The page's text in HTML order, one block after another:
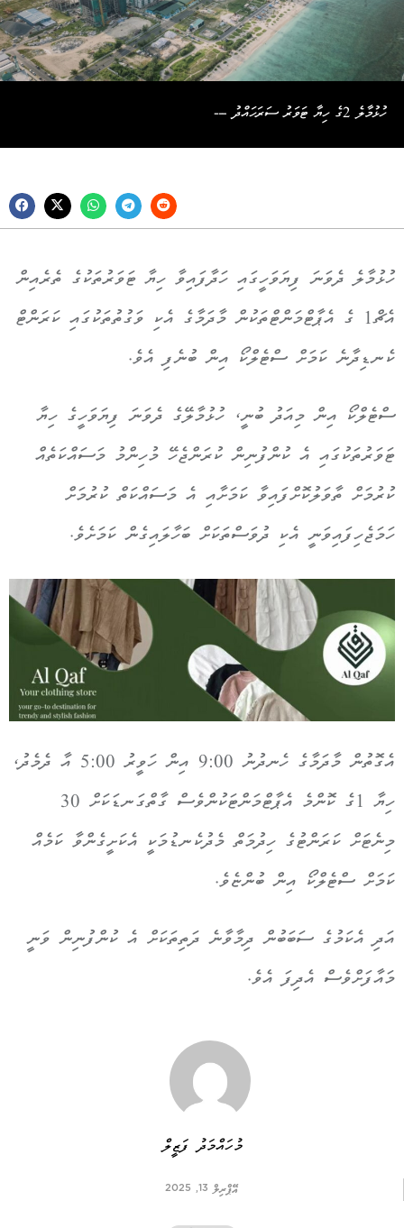
ހުޅުމާލެ 2ގެ ހިޔާ ޓަވަރު ސަރަހައްދު ---
ހުޅުމާލެ ދެވަނަ ފިޔަވަހީގައި ހަދާފައިވާ ހިޔާ ޓަވަރުތަކުގެ ތެރެއިން
އެޗް1 ގެ އެޕާޓްމަންޓްތަކުން މާދަމާގެ އެކި ވަގުތުތަކުގައި ކަރަންޓް
ކެނޑިދާނެ ކަމަށް ސްޓެލްކޯ އިން ބުނެފި އެވެ.
ސްޓެލްކޯ އިން މިއަދު ބުނީ، ހުޅުމާލޭގެ ދެވަނަ ފިޔަވަހީގެ ހިޔާ
ޓަވަރުތަކުގައި އެ ކުންފުނިން ކުރަންޖެހޭ މުހިންމު މަސައްކަތެއް
ކުރުމަށް ތާވަލުކޮށްފައިވާ ކަމަށާއި އެ މަސައްކަތް ކުރުމަށް
ހަމަޖެހިފައިވަނީ އެކި ދުވަސްތަކަށް ބަހާލައިގެން ކަމަށެވެ.
އެގޮތުން މާދަމާގެ ހެނދުނު 9:00 އިން ހަވީރު 5:00 އާ ދެމެދު،
ހިޔާ 1ގެ ކޮންމެ އެޕާޓްމަންޓަކުންވެސް ގާތްގަނޑަކަށް 30
މިނެޓަށް ކަރަންޓުގެ ހިދުމަތް މެދުކެނޑުމަކީ އެކަށީގެންވާ ކަމެއް
ކަމަށް ސްޓެލްކޯ އިން ބުންޏެވެ.
އަދި އެކަމުގެ ސަބަބުން ދިމާވާނެ ދަތިތަކަށް އެ ކުންފުނިން ވަނީ
މައާފަށްވެސް އެދިފަ އެވެ.
މުހައްމަދު ފަޒީލް
އޭޕްރިލް 13, 2025